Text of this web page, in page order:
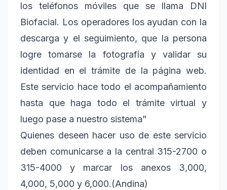
los teléfonos móviles que se llama DNI
Biofacial. Los operadores los ayudan con la
descarga y el seguimiento, que la persona
logre tomarse la fotografía y validar su
identidad en el trámite de la página web.
Este servicio hace todo el acompañamiento
hasta que haga todo el trámite virtual y
luego pase a nuestro sistema”
Quienes deseen hacer uso de este servicio
deben comunicarse a la central 315-2700 o
315-4000 y marcar los anexos 3,000,
4,000, 5,000 y 6,000.(Andina)